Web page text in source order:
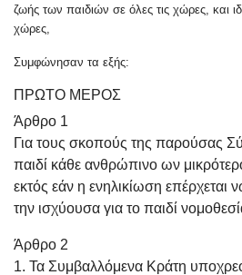
ζωής των παιδιών σε όλες τις χώρες, και
χώρες,
Συμφώνησαν τα εξής:
ΠΡΩΤΟ ΜΕΡΟΣ
Άρθρο 1
Για τους σκοπούς της παρούσας
παιδί κάθε ανθρώπινο ων
εκτός εάν η ενηλικίωση
την ισχύουσα για το παιδί
Άρθρο 2
1. Τα Συμβαλλόμενα Κράτη